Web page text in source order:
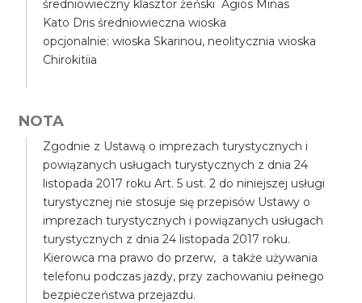
średniowieczny klasztor żeński Agios Minas
Kato Dris średniowieczna wioska
opcjonalnie: wioska Skarinou, neolitycznia wioska
Chirokitiia
NOTA
Zgodnie z Ustawą o imprezach turystycznych i
powiązanych usługach turystycznych z dnia 24
listopada 2017 roku Art. 5 ust. 2 do niniejszej usługi
turystycznej nie stosuje się przepisów Ustawy o
imprezach turystycznych i powiązanych usługach
turystycznych z dnia 24 listopada 2017 roku.
Kierowca ma prawo do przerw, a także używania
telefonu podczas jazdy, przy zachowaniu pełnego
bezpieczeństwa przejazdu.